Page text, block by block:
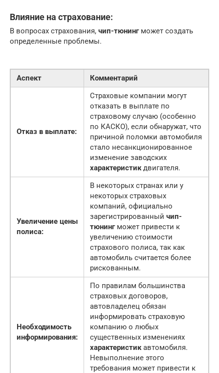
Влияние на страхование:
В вопросах страхования, чип-тюнингможет создать
определенные проблемы.
Аспект Комментарий
Отказ в выплате:
Страховые компании могут
отказать в выплате по
страховому случаю (особенно
по КАСКО), если обнаружат, что
причиной поломки автомобиля
стало несанкционированное
изменение заводских
характеристикдвигателя.
Увеличение цены
полиса:
В некоторых странах или у
некоторых страховых
компаний, официально
зарегистрированный чип-
тюнингможет привести к
увеличению стоимости
страхового полиса, так как
автомобиль считается более
рискованным.
Необходимость
информирования:
По правилам большинства
страховых договоров,
автовладелец обязан
информировать страховую
компанию о любых
существенных изменениях
характеристикавтомобиля.
Невыполнение этого
требования может привести к